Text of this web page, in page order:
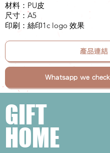
材料：PU皮
尺寸：A5
印刷：絲印1c logo 效果
產品連結
Whatsapp we
GIFT
HOME